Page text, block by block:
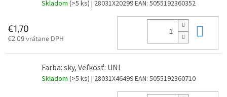
Skladom (>5 ks) | 28031X20299EAN: 5055192360352
€1,70
€2,09 vrátane DPH
Farba: sky, Veľkosť: UNI
Skladom (>5 ks) | 28031X46499EAN: 5055192360710